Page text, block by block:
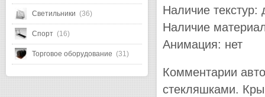
Светильники (36)
Спорт (16)
Торговое оборудование (31)
Наличие текстур:
Наличие
Анимация: нет
Комментарии
стекляшками.